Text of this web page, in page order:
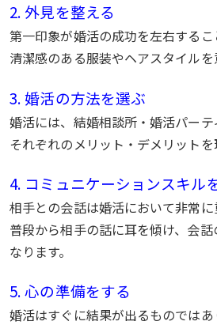
2. 外見を整える
第一印象が婚活の成功を左右するこ
清潔感のある服装やヘアスタイル
3. 婚活の方法を選ぶ
婚活には、結婚相談所・婚活パー
それぞれのメリット・デメリット
4. コミュニケーションスキル
相手との会話は婚活において非常に
普段から相手の話に耳を傾け、会
なります。
5. 心の準備をする
婚活はすぐに結果が出るものではあ